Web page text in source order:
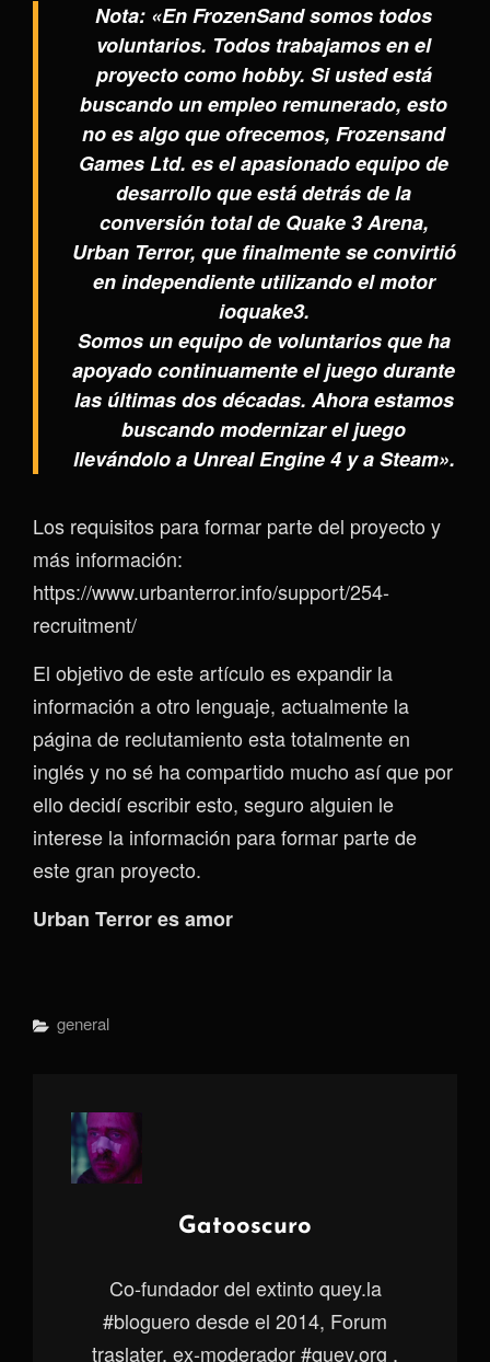
Nota: «En FrozenSand somos todos
voluntarios. Todos trabajamos en el
proyecto como hobby. Si usted está
buscando un empleo remunerado, esto
no es algo que ofrecemos, Frozensand
Games Ltd. es el apasionado equipo de
desarrollo que está detrás de la
conversión total de Quake 3 Arena,
Urban Terror, que finalmente se convirtió
en independiente utilizando el motor
ioquake3.
Somos un equipo de voluntarios que ha
apoyado continuamente el juego durante
las últimas dos décadas. Ahora estamos
buscando modernizar el juego
llevándolo a Unreal Engine 4 y a Steam».
Los requisitos para formar parte del proyecto y
más información:
https://www.urbanterror.info/support/254-
recruitment/
El objetivo de este artículo es expandir la
información a otro lenguaje, actualmente la
página de reclutamiento esta totalmente en
inglés y no sé ha compartido mucho así que por
ello decidí escribir esto, seguro alguien le
interese la información para formar parte de
este gran proyecto.
Urban Terror es amor
Categorías
General
Autor:
Gatooscuro
Co-fundador del extinto quey.la
#bloguero desde el 2014, Forum
traslater, ex-moderador #quey.org ,